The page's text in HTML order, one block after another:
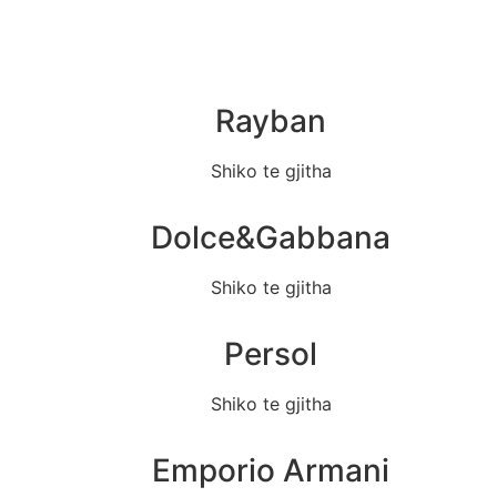
Rayban
Shiko te gjitha
Dolce&Gabbana
Shiko te gjitha
Persol
Shiko te gjitha
Emporio Armani